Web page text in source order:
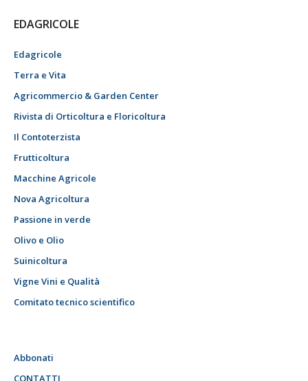
EDAGRICOLE
Edagricole
Terra e Vita
Agricommercio & Garden Center
Rivista di Orticoltura e Floricoltura
Il Contoterzista
Frutticoltura
Macchine Agricole
Nova Agricoltura
Passione in verde
Olivo e Olio
Suinicoltura
Vigne Vini e Qualità
Comitato tecnico scientifico
Abbonati